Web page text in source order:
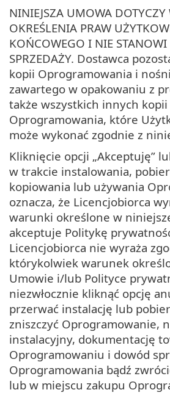
NINIEJSZA UMOWA DOTYCZY
OKREŚLENIA PRAW
KOŃCOWEGO I NIE
SPRZEDAŻY. Dostawca
kopii Oprogramowania i
zawartego w opakowaniu z
także wszystkich innych kopii
Oprogramowania, które
może wykonać zgodnie z
Kliknięcie opcji „Akceptuję”
w trakcie instalowania,
kopiowania lub używania
oznacza, że Licencjobiorca
warunki określone w
akceptuje Politykę
Licencjobiorca nie wyraża
którykolwiek warunek
Umowie i/lub Polityce
niezwłocznie kliknąć opcję
przerwać instalację lub
zniszczyć Oprogramowanie,
instalacyjny, dokumentację
Oprogramowaniu i dowód
Oprogramowania bądź
lub w miejscu zakupu